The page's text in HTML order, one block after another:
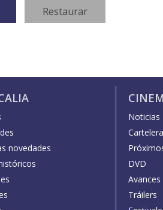
novedades
Noticias
Cartelera
DVD
Avances
Tráilers